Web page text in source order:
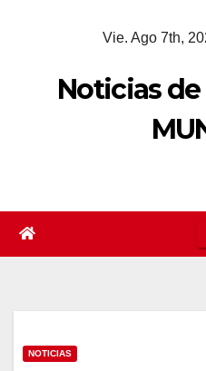
Vie. Ago 7th,
Noticias de
NOTICIAS